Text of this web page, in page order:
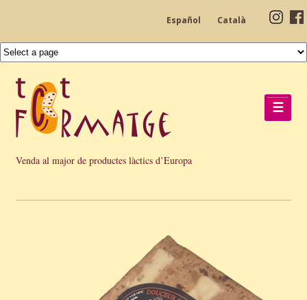
Español Català
Venda al major de productes làctics d’Europa
☰